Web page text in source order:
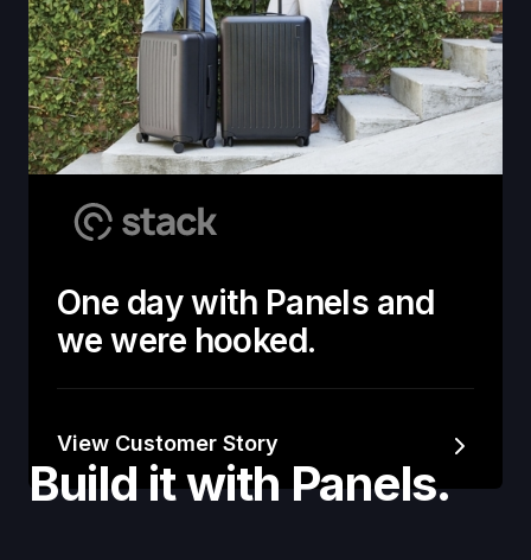
One day with Panels and
we were hooked.
View Customer Story
Build it with Panels.